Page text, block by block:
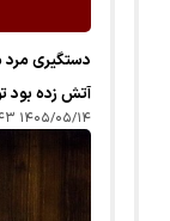
دستگیری
آتش زده
۱۴۰۵/۰۵/۱۴ ۱۵:۴۳